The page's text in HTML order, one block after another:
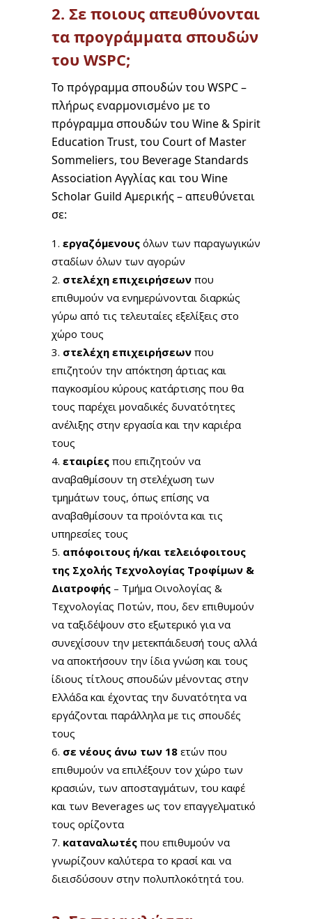
2. Σε ποιους απευθύνονται
τα προγράμματα σπουδών
του WSPC;
Το πρόγραμμα σπουδών του WSPC –
πλήρως εναρμονισμένο με το
πρόγραμμα σπουδών του Wine & Spirit
Education Trust, του Court of Master
Sommeliers, του Beverage Standards
Association Αγγλίας και του Wine
Scholar Guild Αμερικής – απευθύνεται
σε:
εργαζόμενους όλων των παραγωγικών
σταδίων όλων των αγορών
στελέχη επιχειρήσεων που
επιθυμούν να ενημερώνονται διαρκώς
γύρω από τις τελευταίες εξελίξεις στο
χώρο τους
στελέχη επιχειρήσεων που
επιζητούν την απόκτηση άρτιας και
παγκοσμίου κύρους κατάρτισης που θα
τους παρέχει μοναδικές δυνατότητες
ανέλιξης στην εργασία και την καριέρα
τους
εταιρίες που επιζητούν να
αναβαθμίσουν τη στελέχωση των
τμημάτων τους, όπως επίσης να
αναβαθμίσουν τα προϊόντα και τις
υπηρεσίες τους
απόφοιτους ή/και τελειόφοιτους
της Σχολής Τεχνολογίας Τροφίμων &
Διατροφής – Τμήμα Οινολογίας &
Τεχνολογίας Ποτών, που, δεν επιθυμούν
να ταξιδέψουν στο εξωτερικό για να
συνεχίσουν την μετεκπάιδευσή τους αλλά
να αποκτήσουν την ίδια γνώση και τους
ίδιους τίτλους σπουδών μένοντας στην
Ελλάδα και έχοντας την δυνατότητα να
εργάζονται παράλληλα με τις σπουδές
τους
σε νέους άνω των 18 ετών που
επιθυμούν να επιλέξουν τον χώρο των
κρασιών, των αποσταγμάτων, του καφέ
και των Beverages ως τον επαγγελματικό
τους ορίζοντα
καταναλωτές που επιθυμούν να
γνωρίζουν καλύτερα το κρασί και να
διεισδύσουν στην πολυπλοκότητά του.